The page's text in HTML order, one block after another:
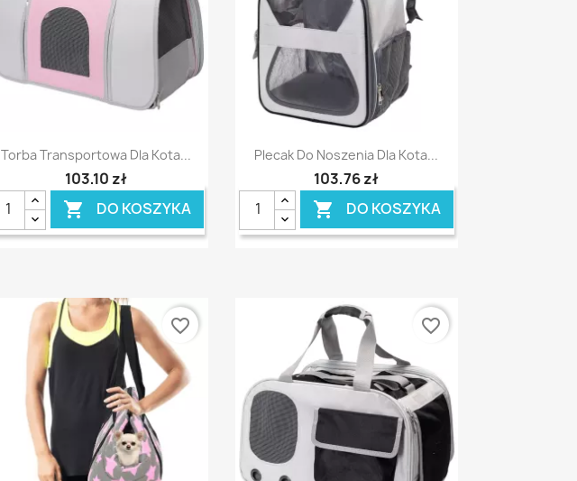
Szybki podgląd
Torba Transportowa Dla Kota...
103,10 zł
 DO KOSZYKA
Szybki podgląd
Plecak Do Noszenia Dla Kota...
103,76 zł
 DO KOSZYKA
favorite_border favorite_border